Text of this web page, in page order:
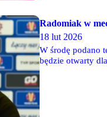
Radomiak w
18 lut 2026
W środę podano
będzie otwarty